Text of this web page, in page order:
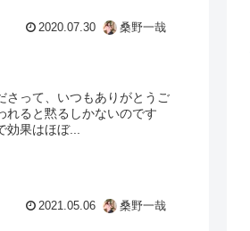
2020.07.30 桑野一哉
さって、いつもありがとうご
れると黙るしかないのです
果はほぼ...
2021.05.06 桑野一哉